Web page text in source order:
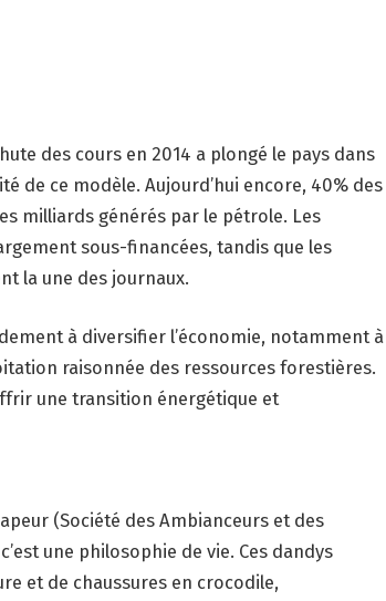
des cours en 2014 a plongé le pays dans
de ce modèle. Aujourd’hui encore, 40% des
milliards générés par le pétrole. Les
sous-financées, tandis que les
la une des journaux.
à diversifier l’économie, notamment à
raisonnée des ressources forestières.
une transition énergétique et
(Société des Ambianceurs et des
une philosophie de vie. Ces dandys
et de chaussures en crocodile,